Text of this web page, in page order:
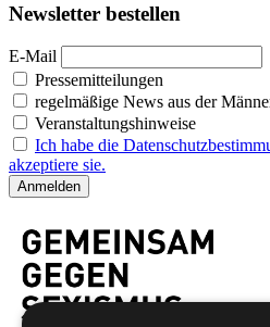
Newsletter bestellen
E-Mail
Pressemitteilungen
regelmäßige News aus der
Veranstaltungshinweise
Ich habe die
akzeptiere sie.